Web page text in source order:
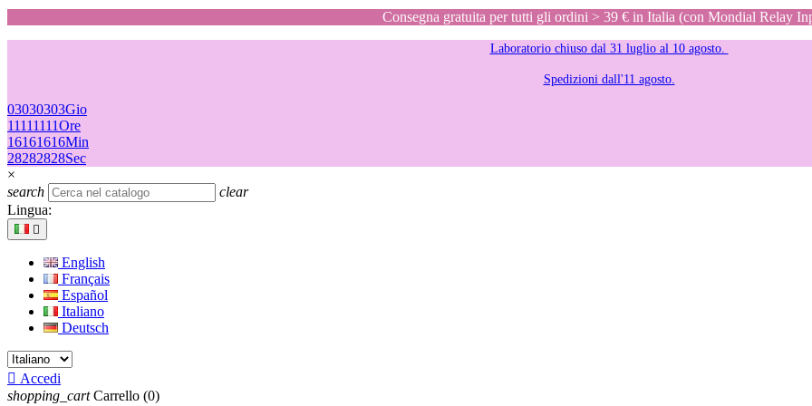
Consegna gratuita per tutti gli ordini > 39 € in Italia (con Mondial Relay
Laboratorio chiuso dal 31 luglio al 10 agosto.
Spedizioni dall'11 agosto.
03030303Gio
11111111Ore
16161616Min
28282828Sec
×
search
clear
Lingua:

English
Français
Español
Italiano
Deutsch
 Accedi
shopping_cart Carrello (0)